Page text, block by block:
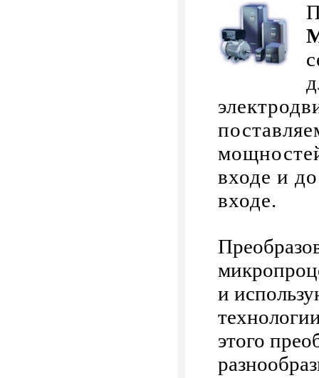
входе и
входе.
и
этого